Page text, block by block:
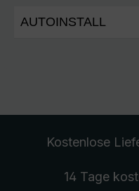
AUTOINSTALL
Kostenlose
14 Tage